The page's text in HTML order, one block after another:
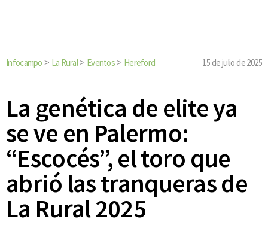
Infocampo > La Rural> Eventos> Hereford 15 de julio de 2025
La genética de elite ya
se ve en Palermo:
“Escocés”, el toro que
abrió las tranqueras de
La Rural 2025